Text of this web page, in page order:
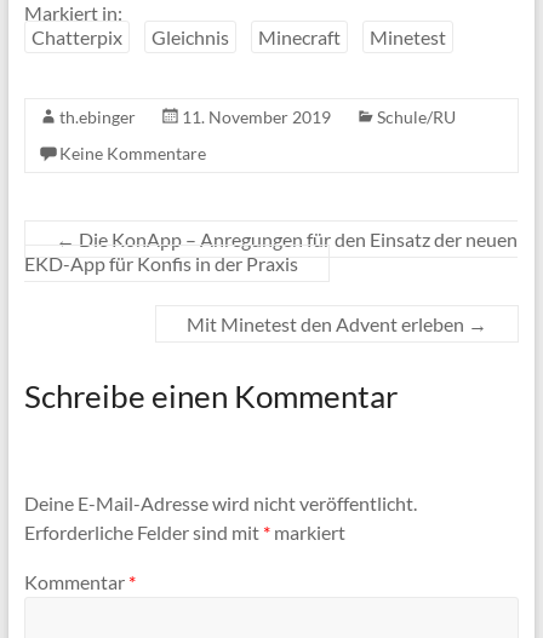
Markiert in:
Chatterpix
Gleichnis Minecraft Minetest
th.ebinger 11. November 2019
Schule/RU
Keine Kommentare
← Die KonApp – Anregungen für den Einsatz der neuen
EKD-App für Konfis in der Praxis
Mit Minetest den Advent erleben →
Schreibe einen Kommentar
Deine E-Mail-Adresse wird nicht veröffentlicht.
Erforderliche Felder sind mit *markiert
Kommentar *